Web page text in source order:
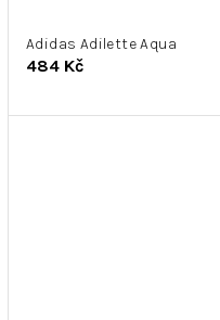
Adidas Adilette Aqua
484 Kč